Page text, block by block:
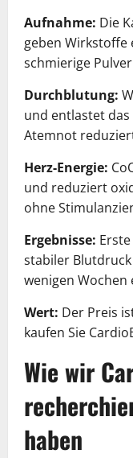
Aufnahme: Die
geben Wirkstoffe
schmierige
Durchblutung:
und entlastet
Atemnot
Herz-Energie:
und reduziert
ohne
Ergebnisse:
stabiler
wenigen Wochen
Wert: Der Preis
kaufen Sie
Wie wir
haben